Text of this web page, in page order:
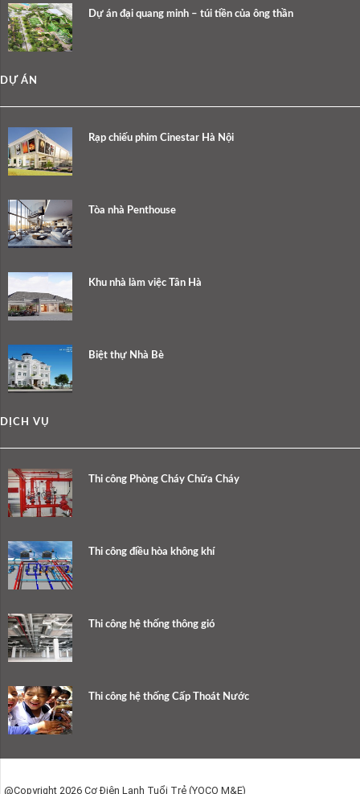
Dự án đại quang minh – túi tiền của ông thần
DỰ ÁN
Rạp chiếu phim Cinestar Hà Nội
Tòa nhà Penthouse
Khu nhà làm việc Tân Hà
Biệt thự Nhà Bè
DỊCH VỤ
Thi công Phòng Cháy Chữa Cháy
Thi công điều hòa không khí
Thi công hệ thống thông gió
Thi công hệ thống Cấp Thoát Nước
@Copyright 2026 Cơ Điện Lạnh Tuổi Trẻ (YOCO M&E)